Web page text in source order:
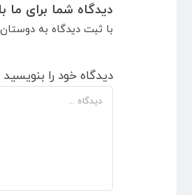
دیدگاه شما برای
با ثبت دیدگاه به
دیدگاه خود را بنویسید
دیدگاه